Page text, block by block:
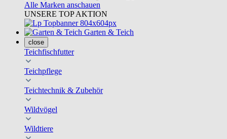
Alle Marken anschauen
UNSERE TOP AKTION
Garten & Teich
close
Teichfischfutter
Teichpflege
Teichtechnik & Zubehör
Wildvögel
Wildtiere